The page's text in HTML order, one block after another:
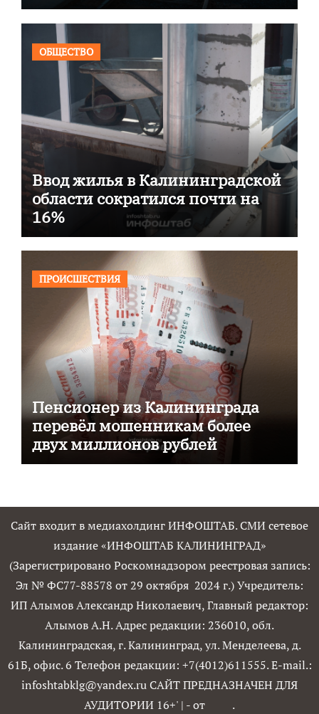
ОБЩЕСТВО
Ввод жилья в Калининградской
области сократился почти на
16%
ПРОИСШЕСТВИЯ
Пенсионер из Калининграда
перевёл мошенникам более
двух миллионов рублей
Сайт входит в медиахолдинг ИНФОШТАБ. СМИ сетевое
издание «ИНФОШТАБ КАЛИНИНГРАД»
(Зарегистрировано Роскомнадзором реестровая запись:
Эл № ФС77-88578 от 29 октября 2024 г.) Учредитель:
ИП Алымов Александр Николаевич, Главный редактор:
Алымов А.Н. Адрес редакции: 236010, обл.
Калининградская, г. Калининград, ул. Менделеева, д.
61Б, офис. 6 Телефон редакции: +7(4012)611555. E-mail.:
infoshtabklg@yandex.ru САЙТ ПРЕДНАЗНАЧЕН ДЛЯ
АУДИТОРИИ 16+' | - от .